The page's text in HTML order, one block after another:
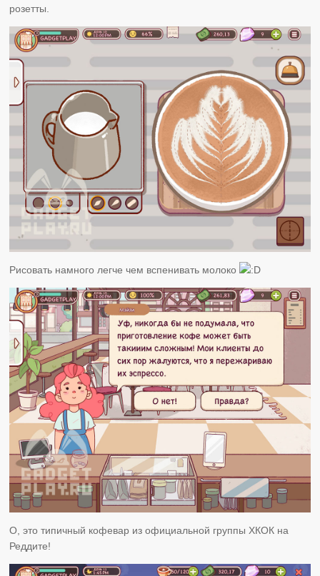
розетты.
Рисовать намного легче чем вспенивать молоко
О, это типичный кофевар из официальной группы ХКОК на
Реддите!